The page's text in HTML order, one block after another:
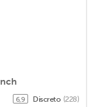
6,9 Discreto (228)